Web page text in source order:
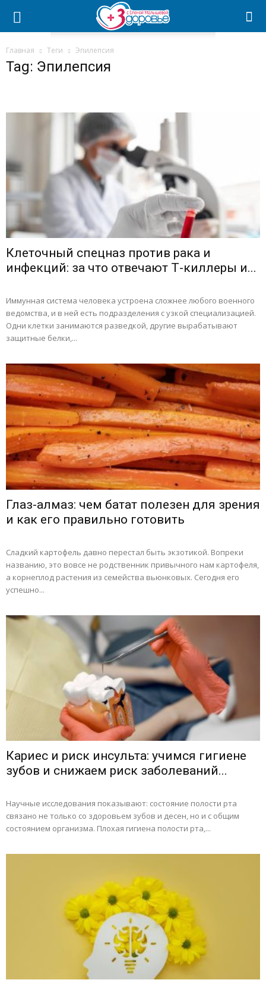
Главная Теги Эпилепсия
Tag: Эпилепсия
Клеточный спецназ против рака и
инфекций: за что отвечают Т-киллеры и...
Иммунная система человека устроена сложнее любого военного
ведомства, и в ней есть подразделения с узкой специализацией.
Одни клетки занимаются разведкой, другие вырабатывают
защитные белки,...
Глаз-алмаз: чем батат полезен для зрения
и как его правильно готовить
Сладкий картофель давно перестал быть экзотикой. Вопреки
названию, это вовсе не родственник привычного нам картофеля,
а корнеплод растения из семейства вьюнковых. Сегодня его
успешно...
Кариес и риск инсульта: учимся гигиене
зубов и снижаем риск заболеваний...
Научные исследования показывают: состояние полости рта
связано не только со здоровьем зубов и десен, но и с общим
состоянием организма. Плохая гигиена полости рта,...